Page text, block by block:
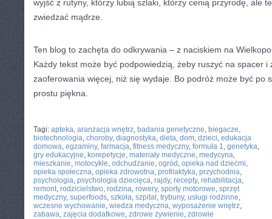
wyjść z rutyny, którzy lubią szlaki, którzy cenią przyrodę, ale
zwiedzać mądrze.
Ten blog to zachęta do odkrywania – z naciskiem na
Każdy tekst może być podpowiedzią, żeby ruszyć na spacer
zaoferowania więcej, niż się wydaje. Bo podróż może być po
prostu piękna.
Tagi: apteka, aranżacja wnętrz, badania genetyczne, biegacze,
biotechnologia, choroby, diagnostyka, dieta, dom, dzieci, edukacja
domowa, egzaminy, farmacja, fitness medyczny, formuła 1, genetyka,
gry edukacyjne, korepetycje, materiały medyczne, medycyna,
mieszkanie, motocykle, odchudzanie, ogród , opieka nad dziećmi,
opieka społeczna, opieka zdrowotna, profilaktyka, przychodnia,
psychologia, psychologia dziecięca, rajdy, recepty, rehabilitacja,
remont, rodzicielstwo, rodzina, rowery, sporty motorowe, sprzęt
medyczny, superfoods, szkoła, szpital , trybuny, usługi rodzinne,
wczesne wychowanie, wiedza medyczna, wyposażenie wnętrz,
zabawa, zajęcia dodatkowe, zdrowe żywienie, zdrowie